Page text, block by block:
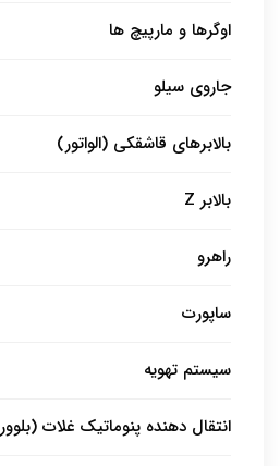
اوگرها و مارپیچ ها
جاروی سیلو
بالابرهای قاشقکی (الواتور)
بالابر Z
راهرو
ساپورت
سیستم تهویه
انتقال دهنده پنوماتیک غلات